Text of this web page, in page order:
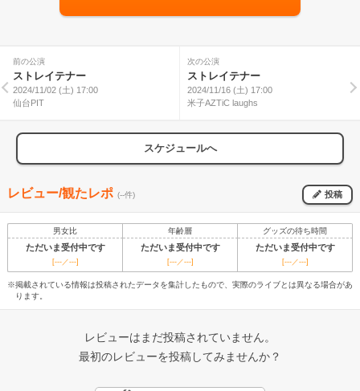
前の公演
ストレイテナー
2024/11/02 (土) 17:00
仙台PIT
次の公演
ストレイテナー
2024/11/16 (土) 17:00
米子AZTiC laughs
スケジュールへ
レビュー/観たレポ (--件) 投稿
男女比 年齢層 グッズの待ち時間
ただいま受付中です ただいま受付中です ただいま受付中です
[---／---] [---／---] [---／---]
※掲載されている情報は投稿されたデータを集計したもので、実際のライブとは異なる場合があ
ります。
レビューはまだ投稿されていません。
最初のレビューを投稿してみませんか？